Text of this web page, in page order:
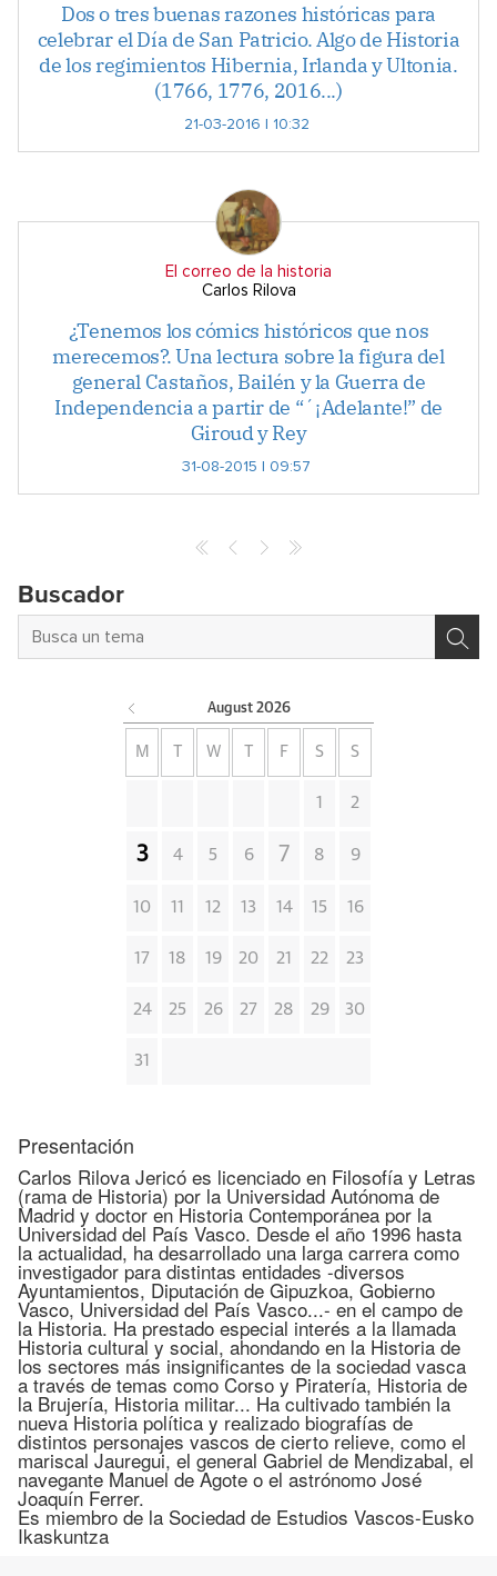
Dos o tres buenas razones históricas para
celebrar el Día de San Patricio. Algo de Historia
de los regimientos Hibernia, Irlanda y Ultonia.
(1766, 1776, 2016...)
21-03-2016 | 10:32
El correo de la historia
Carlos Rilova
¿Tenemos los cómics históricos que nos
merecemos?. Una lectura sobre la figura del
general Castaños, Bailén y la Guerra de
Independencia a partir de “´¡Adelante!” de
Giroud y Rey
31-08-2015 | 09:57
Buscador
August 2026
M W F S S
1 2
3 4 5 6 7 8 9
10 11 12 13 14 15 16
17 18 19 20 21 22 23
24 25 26 27 28 29 30
31
Presentación
Carlos Rilova Jericó es licenciado en Filosofía y Letras
(rama de Historia) por la Universidad Autónoma de
Madrid y doctor en Historia Contemporánea por la
Universidad del País Vasco. Desde el año 1996 hasta
la actualidad, ha desarrollado una larga carrera como
investigador para distintas entidades -diversos
Ayuntamientos, Diputación de Gipuzkoa, Gobierno
Vasco, Universidad del País Vasco...- en el campo de
la Historia. Ha prestado especial interés a la llamada
Historia cultural y social, ahondando en la Historia de
los sectores más insignificantes de la sociedad vasca
a través de temas como Corso y Piratería, Historia de
la Brujería, Historia militar... Ha cultivado también la
nueva Historia política y realizado biografías de
distintos personajes vascos de cierto relieve, como el
mariscal Jauregui, el general Gabriel de Mendizabal, el
navegante Manuel de Agote o el astrónomo José
Joaquín Ferrer.
Es miembro de la Sociedad de Estudios Vascos-Eusko
Ikaskuntza